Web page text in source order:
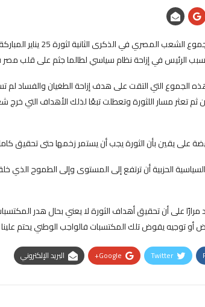
يدعو حزب الإصلاح والنهضة
الرئيس في إزاحة نظام سياسي لطالما جثم على قلب مصر
الجموع التي التقت على هدف إزاحة الطغيان والفساد
ثم تعثر مسار اللثورة وتعطلت تبعًا لذلك الأهداف التي
على يقين بأن الثورة يجب أن يستمر زخمها حتى تحقيق
على أن تحقيق أهداف الثورة لا يعني بحال هدر
تلك المكتسبات فالواجب الوطني يحتم علينا ألا نجعل ذكرى 25 يناير
Twitter
Google+ البريد الإلكتروني